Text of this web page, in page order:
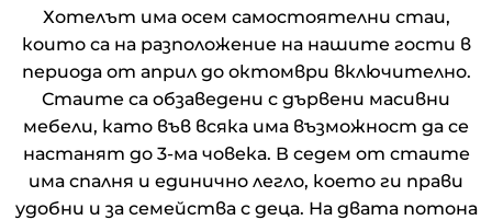
Хотелът има осем самостоятелни стаи,
които са на разположение на нашите гости в
периода от април до октомври включително.
Стаите са обзаведени с дървени масивни
мебели, като във всяка има възможност да се
настанят до 3-ма човека. В седем от стаите
има спалня и единично легло, което ги прави
удобни и за семейства с деца. На двата потона